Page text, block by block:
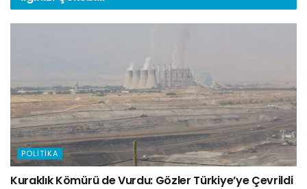
POLITIKA
Kuraklık Kömürü de Vurdu: Gözler Türkiye’ye Çevrildi